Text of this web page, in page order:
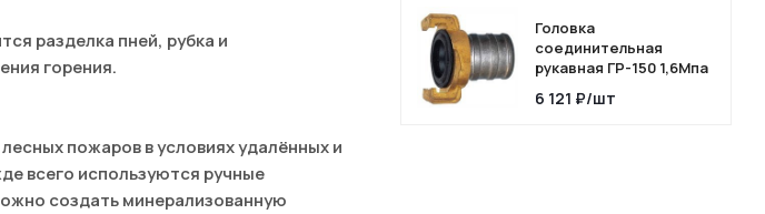
разделка пней, рубка и
горения.
пожаров в условиях удалённых и
всего используются ручные
создать минерализованную
Головка
соединительная
рукавная ГР-150 1,6Мпа
Л-А (Комбинир)
6 121 ₽/шт